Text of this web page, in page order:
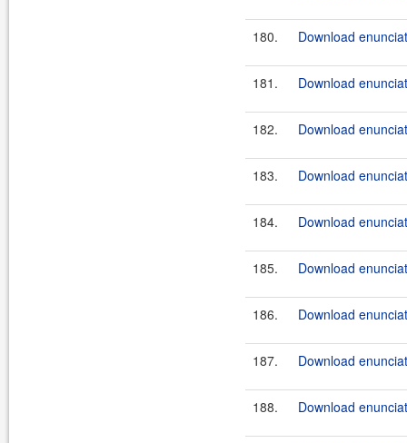
180. Download
181. Download
182. Download
183. Download
184. Download
185. Download
186. Download
187. Download
188. Download